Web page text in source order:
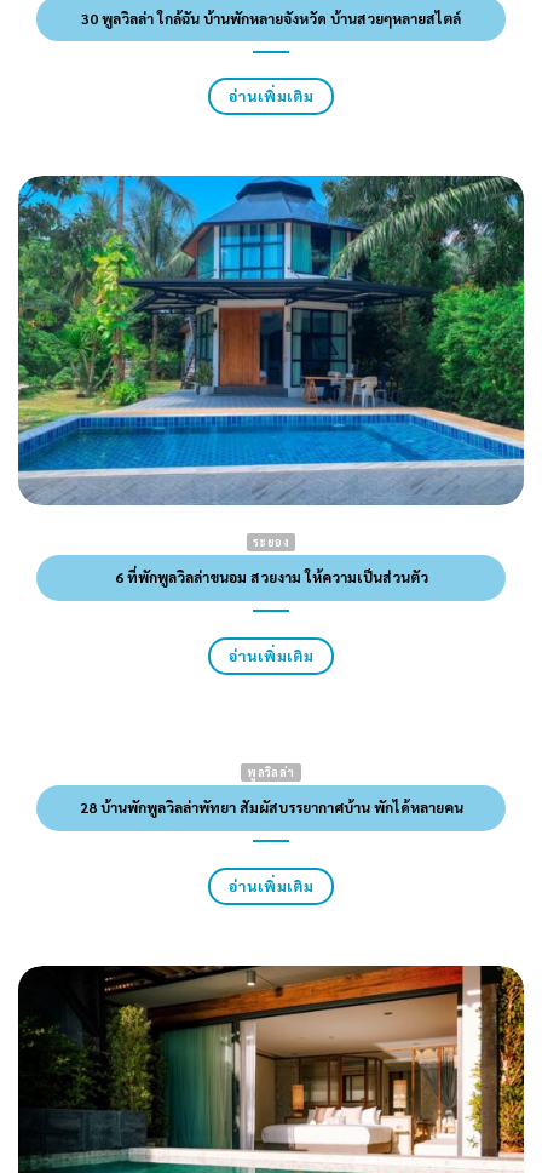
30 พูลวิลล่า ใกล้ฉัน บ้านพักหลายจังหวัด บ้านสวยๆหลายสไตล์
อ่านเพิ่มเติม
ระยอง
6 ที่พักพูลวิลล่าขนอม สวยงาม ให้ความเป็นส่วนตัว
อ่านเพิ่มเติม
พูลวิลล่า
28 บ้านพักพูลวิลล่าพัทยา สัมผัสบรรยากาศบ้าน พักได้หลายคน
อ่านเพิ่มเติม